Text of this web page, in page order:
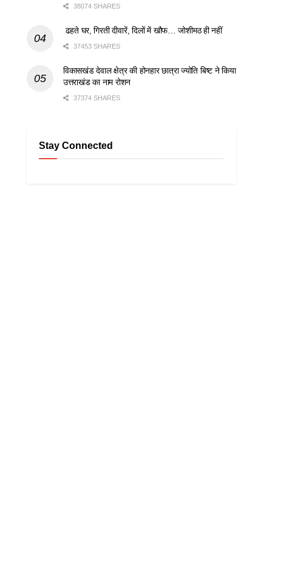
38074 SHARES
ढहते घर, गिरती दीवारें, दिलों में खौफ… जोशीमठ ही नहीं
37453 SHARES
विकासखंड देवाल क्षेत्र की होनहार छात्रा ज्योति बिष्ट ने किया
उत्तराखंड का नाम रोशन
37374 SHARES
Stay Connected